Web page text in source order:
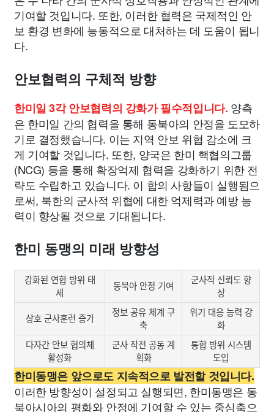
기여할 것입니다. 또한, 이러한 협력은 국제적인 안
보 환경 변화에 능동적으로 대처하는 데 도움이 됩니
다.
안보협력의 구체적 방향
한미일 3각 안보협력의 강화가 필수적입니다. 양측
은 한미일 간의 협력을 통해 동북아의 안정을 도모하
기로 결정했습니다. 이는 지역 안보 위협 감소에 크
게 기여할 것입니다. 또한, 양국은 한미 핵협의그룹
(NCG) 등을 통해 확장억제 협력을 강화하기 위한 전
략도 수립하고 있습니다. 이 합의 사항들이 실행됨으
로써, 북한의 군사적 위협에 대한 억제력과 예방 능
력이 향상될 것으로 기대됩니다.
한미 동맹의 미래 방향성
강화된 연합 방위 태
세
동북아 안정 기여
군사적 신뢰도 향
상
상호 군사훈련 증가
정보 공유 체계 구
축
위기 대응 능력 강
화
다자간 안보 협의체
활성화
군사 작전 공동 계
획화
통합 방위 시스템
도입
한미동맹은 앞으로도 지속적으로 발전할 것입니다.
이러한 방향성이 설정되고 실행되면, 한미동맹은 동
북아시아의 평화와 안정에 기여할 수 있는 중심축으